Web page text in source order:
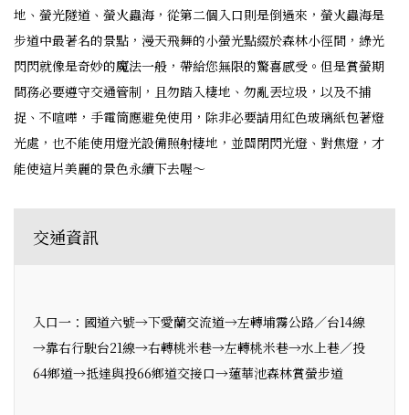
地、螢光隧道、螢火蟲海，從第二個入口則是倒過來，螢火蟲海是
步道中最著名的景點，漫天飛舞的小螢光點綴於森林小徑間，綠光
閃閃就像是奇妙的魔法一般，帶給您無限的驚喜感受。但是賞螢期
間務必要遵守交通管制，且勿踏入棲地、勿亂丟垃圾，以及不捕
捉、不喧嘩，手電筒應避免使用，除非必要請用紅色玻璃紙包著燈
光處，也不能使用燈光設備照射棲地，並關閉閃光燈、對焦燈，才
能使這片美麗的景色永續下去喔～
交通資訊
入口一：國道六號→下愛蘭交流道→左轉埔霧公路／台14線
→靠右行駛台21線→右轉桃米巷→左轉桃米巷→水上巷／投
64鄉道→抵達與投66鄉道交接口→蓮華池森林賞螢步道